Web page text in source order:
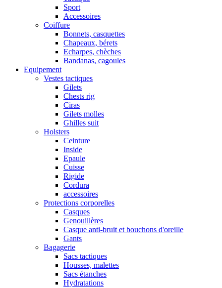
Sport
Accessoires
Coiffure
Bonnets, casquettes
Chapeaux, bérets
Echarpes, chèches
Bandanas, cagoules
Equipement
Vestes tactiques
Gilets
Chests rig
Ciras
Gilets molles
Ghilles suit
Holsters
Ceinture
Inside
Epaule
Cuisse
Rigide
Cordura
accessoires
Protections corporelles
Casques
Genouillères
Casque anti-bruit et bouchons d'oreille
Gants
Bagagerie
Sacs tactiques
Housses, malettes
Sacs étanches
Hydratations